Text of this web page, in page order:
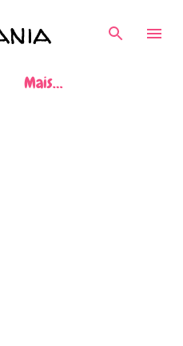
Mais…